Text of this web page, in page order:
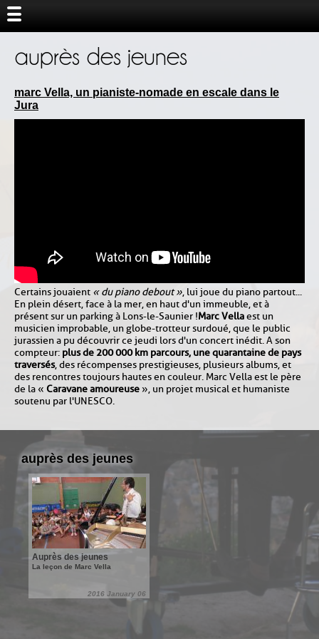
auprès des jeunes
marc Vella, un pianiste-nomade en escale dans le
Jura
Certains jouaient « du piano debout », lui joue du piano partout...
En plein désert, face à la mer, en haut d'un immeuble, et à
présent sur un parking à Lons-le-Saunier !Marc Vellaest un
musicien improbable, un globe-trotteur surdoué, que le public
jurassien a pu découvrir ce jeudi lors d'un concert inédit. A son
compteur : plus de 200 000 km parcours, une quarantaine de pays
traversés, des récompenses prestigieuses, plusieurs albums, et
des rencontres toujours hautes en couleur. Marc Vella est le père
de la « Caravane amoureuse», un projet musical et humaniste
soutenu par l'UNESCO.
auprès des jeunes
Auprès des jeunes
La leçon de Marc Vella
2016 January 06